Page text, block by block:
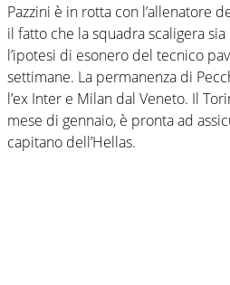
Pazzini è in rotta con l’allenatore
il fatto che la squadra scaligera
l’ipotesi di esonero del tecnico
settimane. La permanenza di
l’ex Inter e Milan dal Veneto. Il
mese di gennaio, è pronta ad
capitano dell’Hellas.